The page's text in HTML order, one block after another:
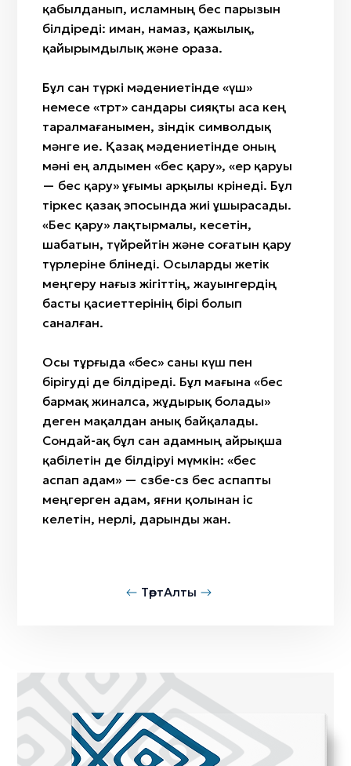
қабылданып, исламның бес парызын
білдіреді: иман, намаз, қажылық,
қайырымдылық және ораза.
Бұл сан түркі мәдениетінде «үш»
немесе «төрт» сандары сияқты аса кең
таралмағанымен, өзіндік символдық
мәнге ие. Қазақ мәдениетінде оның
мәні ең алдымен «бес қару», «ер қаруы
— бес қару» ұғымы арқылы көрінеді. Бұл
тіркес қазақ эпосында жиі ұшырасады.
«Бес қару» лақтырмалы, кесетін,
шабатын, түйрейтін және соғатын қару
түрлеріне бөлінеді. Осыларды жетік
меңгеру нағыз жігіттің, жауынгердің
басты қасиеттерінің бірі болып
саналған.
Осы тұрғыда «бес» саны күш пен
бірігуді де білдіреді. Бұл мағына «бес
бармақ жиналса, жұдырық болады»
деген мақалдан анық байқалады.
Сондай-ақ бұл сан адамның айрықша
қабілетін де білдіруі мүмкін: «бес
аспап адам» — сөзбе-сөз бес аспапты
меңгерген адам, яғни қолынан іс
келетін, өнерлі, дарынды жан.
ТөртАлты